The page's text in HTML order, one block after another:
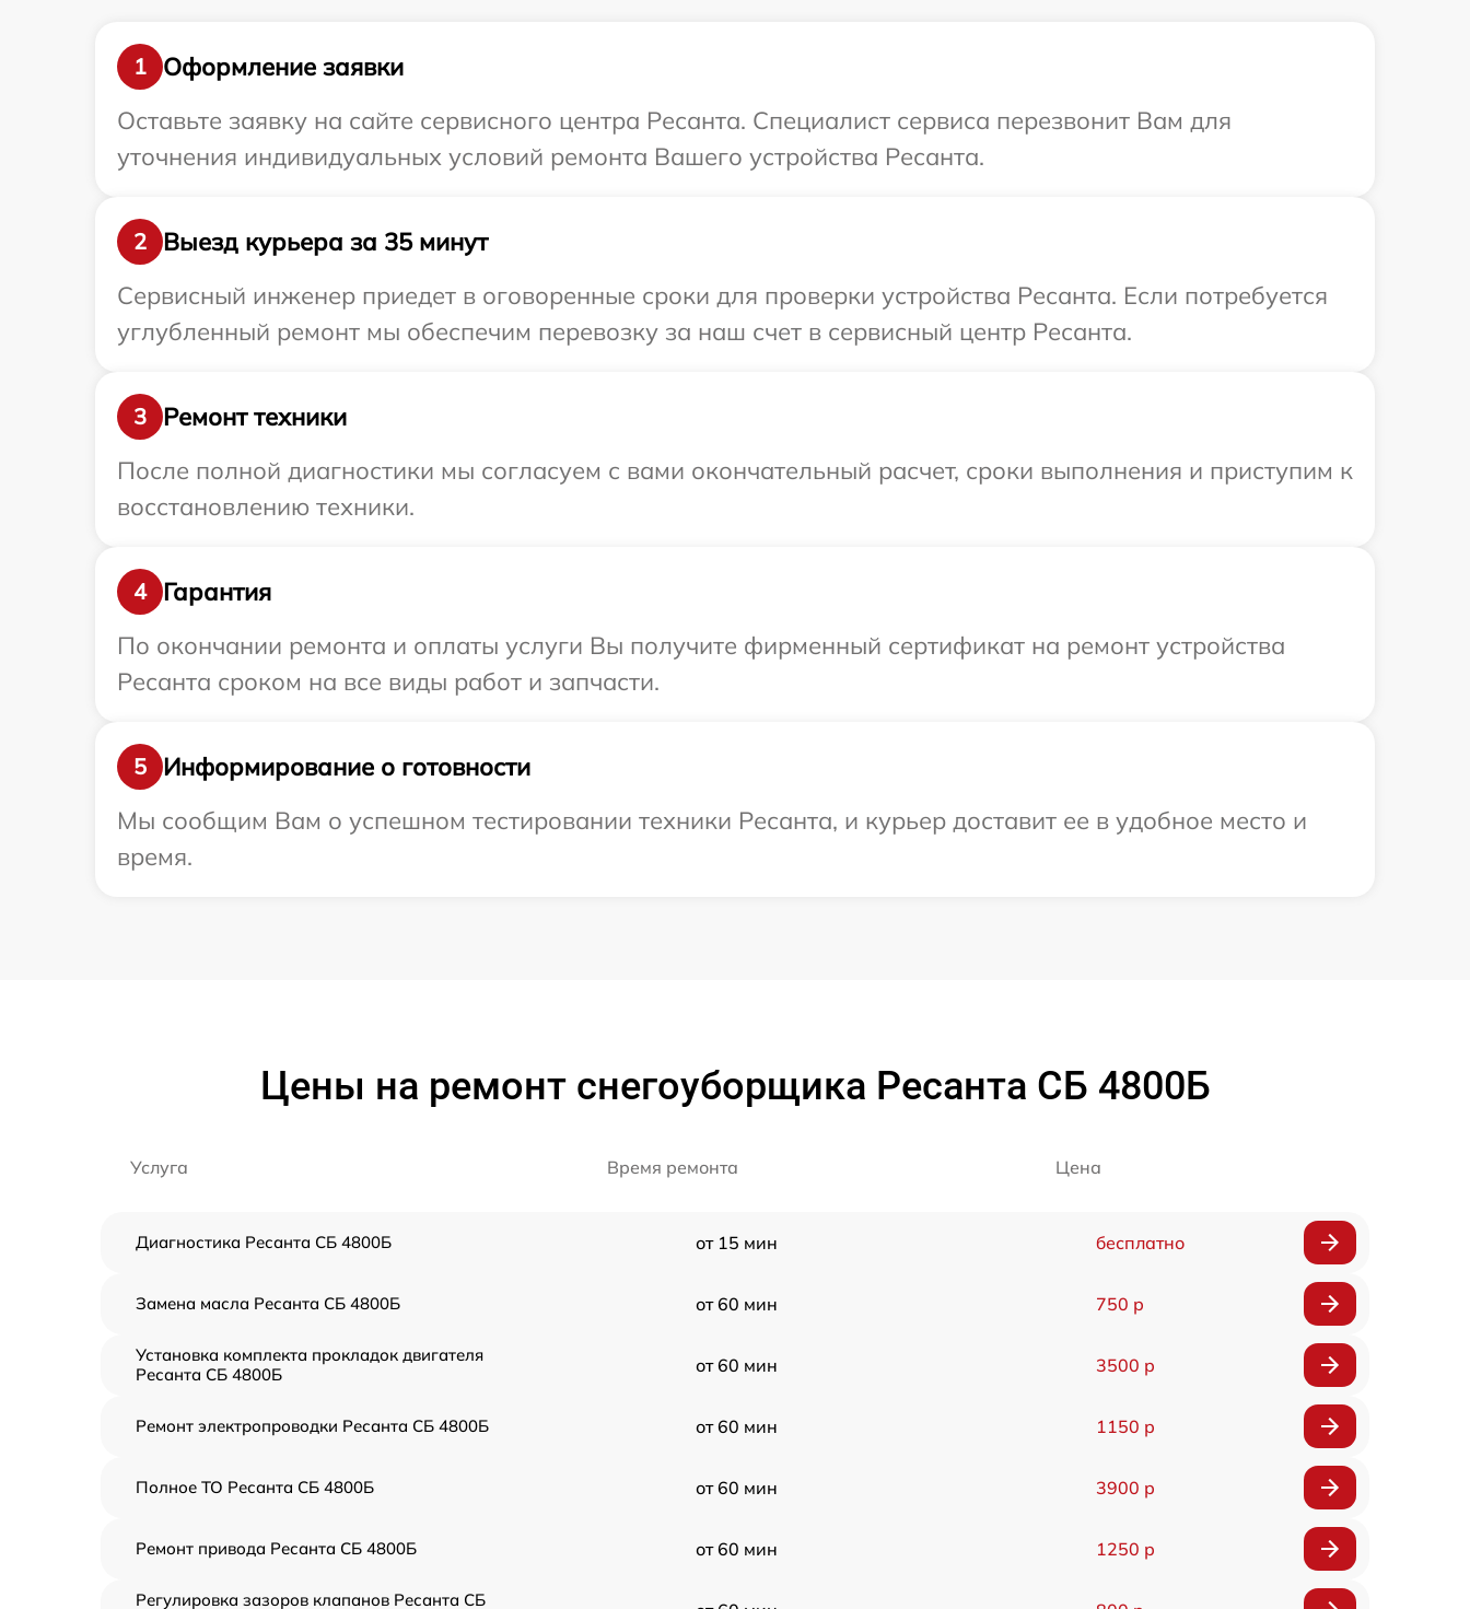
1
Оформление заявки
Оставьте заявку на сайте сервисного центра Ресанта. Специалист сервиса перезвонит Вам для
уточнения индивидуальных условий ремонта Вашего устройства Ресанта.
2
Выезд курьера за 35 минут
Сервисный инженер приедет в оговоренные сроки для проверки устройства Ресанта. Если потребуется
углубленный ремонт мы обеспечим перевозку за наш счет в сервисный центр Ресанта.
3
Ремонт техники
После полной диагностики мы согласуем с вами окончательный расчет, сроки выполнения и приступим к
восстановлению техники.
4
Гарантия
По окончании ремонта и оплаты услуги Вы получите фирменный сертификат на ремонт устройства
Ресанта сроком на все виды работ и запчасти.
5
Информирование о готовности
Мы сообщим Вам о успешном тестировании техники Ресанта, и курьер доставит ее в удобное место и
время.
Цены на ремонт снегоуборщика Ресанта СБ 4800Б
Услуга Время ремонта Цена
Диагностика Ресанта СБ 4800Б от 15 мин бесплатно
Замена масла Ресанта СБ 4800Б от 60 мин 750 р
Установка комплекта прокладок двигателя
Ресанта СБ 4800Б
от 60 мин 3500 р
Ремонт электропроводки Ресанта СБ 4800Б от 60 мин 1150 р
Полное ТО Ресанта СБ 4800Б от 60 мин 3900 р
Ремонт привода Ресанта СБ 4800Б от 60 мин 1250 р
Регулировка зазоров клапанов Ресанта СБ